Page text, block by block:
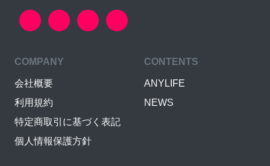
COMPANY
会社概要
利用規約
特定商取引に基づく表記
個人情報保護方針
CONTENTS
ANYLIFE
NEWS